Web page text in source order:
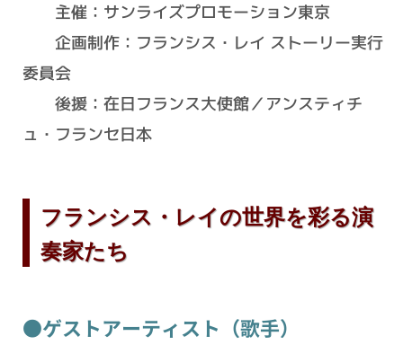
主催：サンライズプロモーション東京
企画制作：フランシス・レイ ストーリー実行
委員会
後援：在日フランス大使館／アンスティチ
ュ・フランセ日本
フランシス・レイの世界を彩る演
奏家たち
●ゲストアーティスト（歌手）